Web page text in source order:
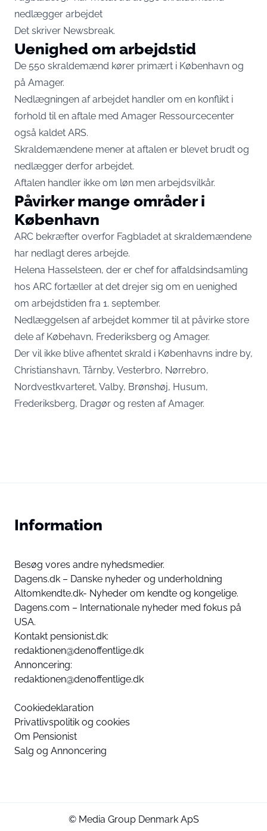
nedlægger arbejdet
Det skriver Newsbreak.
Uenighed om arbejdstid
De 550 skraldemænd kører primært i København og
på Amager.
Nedlægningen af arbejdet handler om en konflikt i
forhold til en aftale med Amager Ressourcecenter
også kaldet ARS.
Skraldemændene mener at aftalen er blevet brudt og
nedlægger derfor arbejdet.
Aftalen handler ikke om løn men arbejdsvilkår.
Påvirker mange områder i
København
ARC bekræfter overfor Fagbladet at skraldemændene
har nedlagt deres arbejde.
Helena Hasselsteen, der er chef for affaldsindsamling
hos ARC fortæller at det drejer sig om en uenighed
om arbejdstiden fra 1. september.
Nedlæggelsen af arbejdet kommer til at påvirke store
dele af Købehavn, Frederiksberg og Amager.
Der vil ikke blive afhentet skrald i Københavns indre by,
Christianshavn, Tårnby, Vesterbro, Nørrebro,
Nordvestkvarteret, Valby, Brønshøj, Husum,
Frederiksberg, Dragør og resten af Amager.
Information
Besøg vores andre nyhedsmedier.
Dagens.dk – Danske nyheder og underholdning
Altomkendte.dk- Nyheder om kendte og kongelige.
Dagens.com – Internationale nyheder med fokus på
USA.
Kontakt pensionist.dk:
redaktionen@denoffentlige.dk
Annoncering:
redaktionen@denoffentlige.dk
Cookiedeklaration
Privatlivspolitik og cookies
Om Pensionist
Salg og Annoncering
© Media Group Denmark ApS